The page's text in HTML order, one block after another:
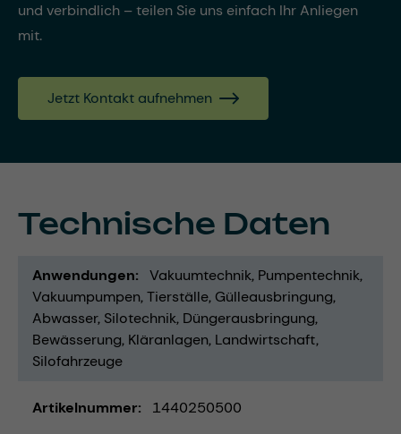
und verbindlich – teilen Sie uns einfach Ihr Anliegen
mit.
Jetzt Kontakt aufnehmen
Technische Daten
Anwendungen Vakuumtechnik Pumpentechnik
Vakuumpumpen Tierställe Gülleausbringung
Abwasser Silotechnik Düngerausbringung
Bewässerung Kläranlagen Landwirtschaft
Silofahrzeuge
Artikelnummer 1440250500